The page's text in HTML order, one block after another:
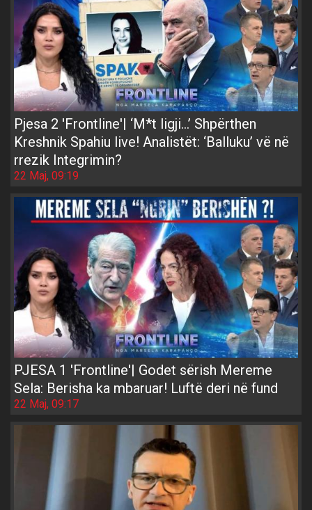
Pjesa 2 'Frontline'| ‘M*t ligji…’ Shpërthen
Kreshnik Spahiu live! Analistët: ‘Balluku’ vë në
rrezik Integrimin?
22 Maj, 09:19
PJESA 1 'Frontline'| Godet sërish Mereme
Sela: Berisha ka mbaruar! Luftë deri në fund
22 Maj, 09:17